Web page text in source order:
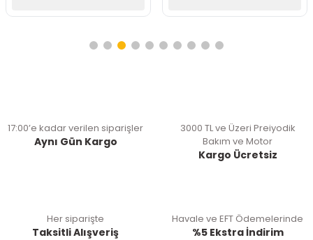
17:00’e kadar verilen siparişler
Aynı Gün Kargo
3000 TL ve Üzeri Preiyodik
Bakım ve Motor
Kargo Ücretsiz
Her siparişte
Taksitli Alışveriş
Havale ve EFT Ödemelerinde
%5 Ekstra İndirim